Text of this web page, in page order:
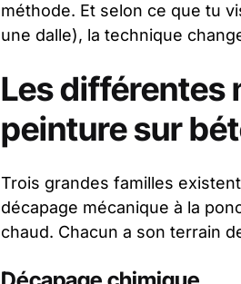
méthode. Et selon ce que tu
une dalle), la technique
Les différentes
peinture sur
Trois grandes familles
décapage mécanique à la
chaud. Chacun a son terrain